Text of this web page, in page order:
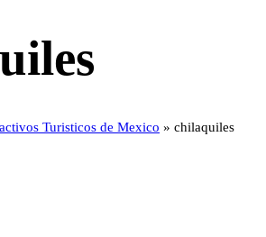
Turisticos de Mexico » chilaquiles